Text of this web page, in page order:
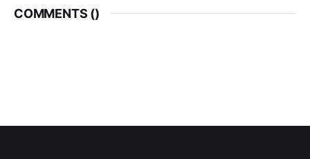
COMMENTS ()